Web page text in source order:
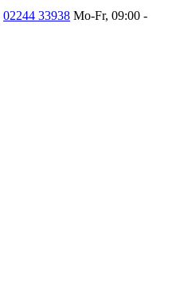
02244 33938 Mo-Fr, 09:00 -